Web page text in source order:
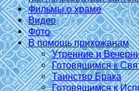
Фильмы о храме
Видео
Фото
В помощь прихожанам
Утренние и
Готовящимся к
Таинство Брака
Готовящимся к